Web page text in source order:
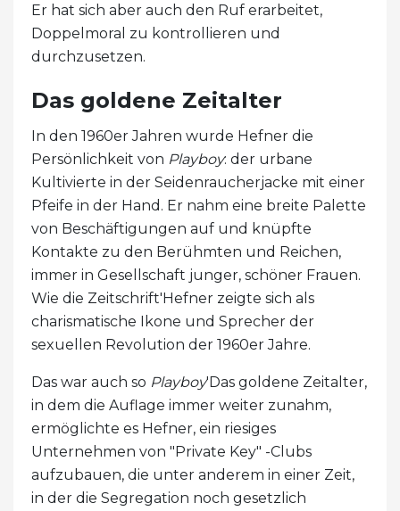
Er hat sich aber auch den Ruf erarbeitet,
Doppelmoral zu kontrollieren und
durchzusetzen.
Das goldene Zeitalter
In den 1960er Jahren wurde Hefner die
Persönlichkeit von Playboy: der urbane
Kultivierte in der Seidenraucherjacke mit einer
Pfeife in der Hand. Er nahm eine breite Palette
von Beschäftigungen auf und knüpfte
Kontakte zu den Berühmten und Reichen,
immer in Gesellschaft junger, schöner Frauen.
Wie die Zeitschrift'Hefner zeigte sich als
charismatische Ikone und Sprecher der
sexuellen Revolution der 1960er Jahre.
Das war auch so Playboy'Das goldene Zeitalter,
in dem die Auflage immer weiter zunahm,
ermöglichte es Hefner, ein riesiges
Unternehmen von "Private Key" -Clubs
aufzubauen, die unter anderem in einer Zeit,
in der die Segregation noch gesetzlich